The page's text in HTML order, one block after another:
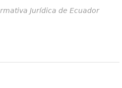
Jurídica de Ecuador